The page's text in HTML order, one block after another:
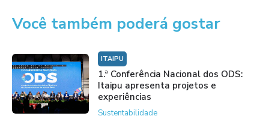
Você também poderá gostar
ITAIPU
1.ª Conferência Nacional dos ODS:
Itaipu apresenta projetos e
experiências
Sustentabilidade